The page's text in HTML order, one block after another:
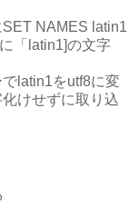
NAMES latin1
「latin1]の文字
latin1をutf8に変
けせずに取り込